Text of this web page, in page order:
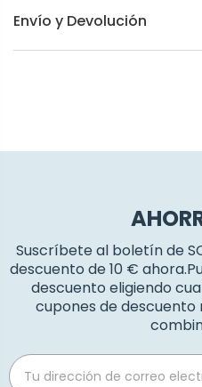
Envío y Devolución
Suscríbete al boletín de
descuento de 10 €
descuento eligiendo
cupones de descuento
Email